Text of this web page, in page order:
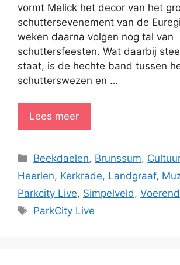
vormt Melick het decor van het
schuttersevenement van de
weken daarna volgen nog tal van
schuttersfeesten. Wat daarbij
staat, is de hechte band tussen
schutterswezen en …
Lees meer
Categorieën
Beekdaelen, Brunssum,
Heerlen, Kerkrade, Landgraaf,
Parkcity Live, Simpelveld ,
Tags
ParkCity Live